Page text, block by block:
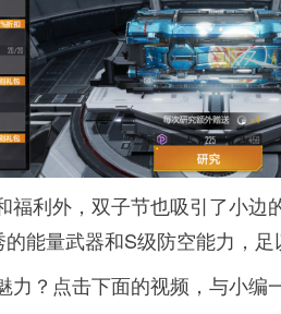
福利外，双子节也吸引了小
能量武器和S级防空能力，足
？点击下面的视频，与小编